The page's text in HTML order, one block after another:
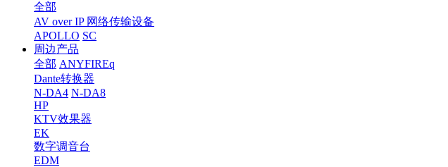
全部
AV over IP 网络传输设备
APOLLO SC
周边产品
全部 ANYFIREq
Dante转换器
N-DA4 N-DA8
HP
KTV效果器
EK
数字调音台
EDM